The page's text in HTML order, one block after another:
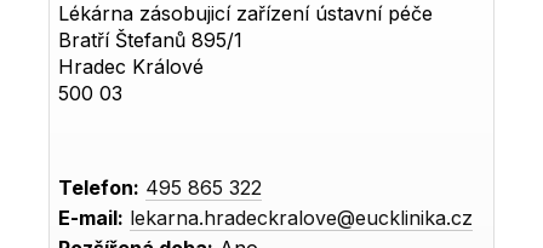
Lékárna zásobujicí zařízení ústavní péče
Bratří Štefanů 895/1
Hradec Králové
500 03
Telefon: 495 865 322
E-mail: lekarna.hradeckralove@eucklinika.cz